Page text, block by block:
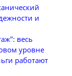
и
весь
уровне
работают